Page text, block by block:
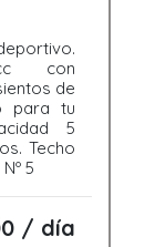
con
de
para tu
5
Techo
5
/ día